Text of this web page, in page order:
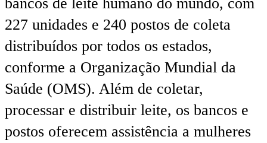
227 unidades e 240 postos de coleta
distribuídos por todos os estados,
conforme a Organização Mundial da
Saúde (OMS). Além de coletar,
processar e distribuir leite, os bancos e
postos oferecem assistência a mulheres